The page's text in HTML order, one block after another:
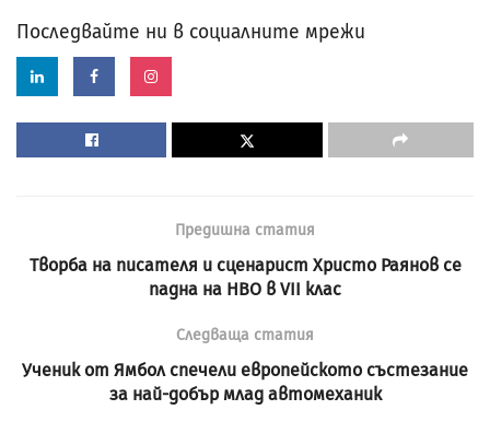
Последвайте ни в социалните мрежи
Предишна статия
Творба на писателя и сценарист Христо Раянов се
падна на НВО в VII клас
Следваща статия
Ученик от Ямбол спечели европейското състезание
за най-добър млад автомеханик